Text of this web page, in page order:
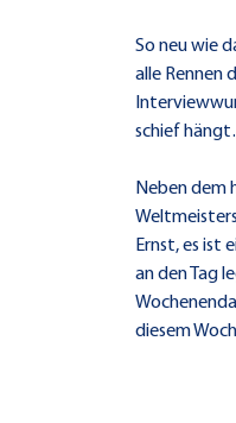
So neu wie
alle Rennen
schief
Neben dem
Ernst, es ist
an den Tag
diesem